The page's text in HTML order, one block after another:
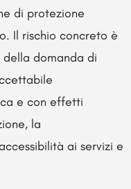
di protezione
Il rischio concreto è
domanda di
e con effetti
la
ai servizi e